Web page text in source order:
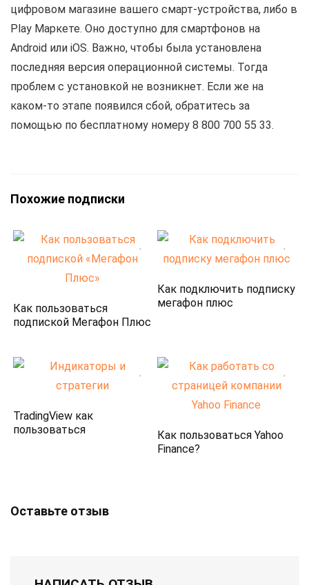
цифровом магазине вашего смарт-устройства, либо в
Play Маркете. Оно доступно для смартфонов на
Android или iOS. Важно, чтобы была установлена
последняя версия операционной системы. Тогда
проблем с установкой не возникнет. Если же на
каком-то этапе появился сбой, обратитесь за
помощью по бесплатному номеру 8 800 700 55 33.
Похожие подписки
Как пользоваться
подпиской Мегафон Плюс
Как подключить подписку
мегафон плюс
TradingView как
пользоваться
Как пользоваться Yahoo
Finance?
Оставьте отзыв